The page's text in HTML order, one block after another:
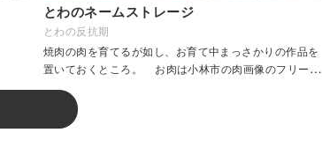
とわのネームストレージ
とわの反抗期
焼肉の肉を育てるが如し、お育て中まっさかりの作品を
置いておくところ。 お肉は小林市の肉画像のフリーサ